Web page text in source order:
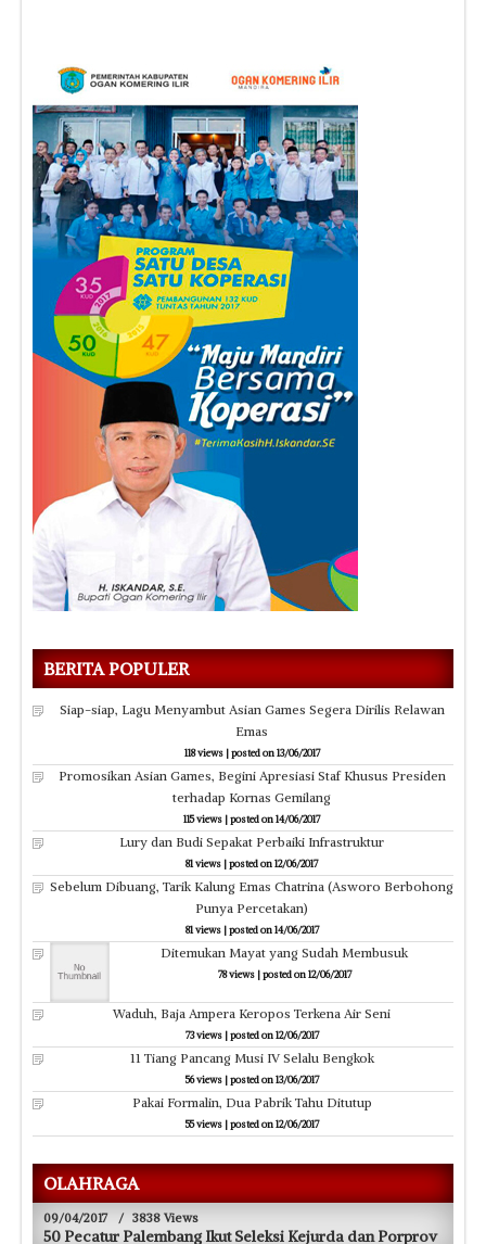
BERITA POPULER
Siap-siap, Lagu Menyambut Asian Games Segera Dirilis Relawan
Emas
118 views|posted on 13/06/2017
Promosikan Asian Games, Begini Apresiasi Staf Khusus Presiden
terhadap Kornas Gemilang
115 views |posted on 14/06/2017
Lury dan Budi Sepakat Perbaiki Infrastruktur
81 views |posted on 12/06/2017
Sebelum Dibuang, Tarik Kalung Emas Chatrina (Asworo Berbohong
Punya Percetakan)
81 views|posted on 14/06/2017
Ditemukan Mayat yang Sudah Membusuk
78 views|posted on 12/06/2017
Waduh, Baja Ampera Keropos Terkena Air Seni
73 views|posted on 12/06/2017
11 Tiang Pancang Musi IV Selalu Bengkok
56 views|posted on 13/06/2017
Pakai Formalin, Dua Pabrik Tahu Ditutup
55 views|posted on 12/06/2017
OLAHRAGA
09/04/2017 / 3838 Views
50 Pecatur Palembang Ikut Seleksi Kejurda dan Porprov